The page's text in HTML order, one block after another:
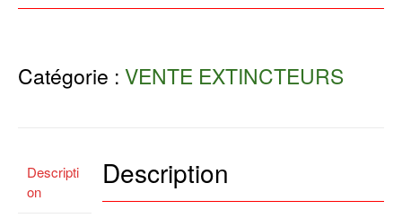
Catégorie : VENTE EXTINCTEURS
Descripti
on
Description